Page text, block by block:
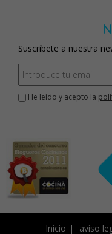
Suscríbete a nuestra
He leído y acepto la
Inicio aviso